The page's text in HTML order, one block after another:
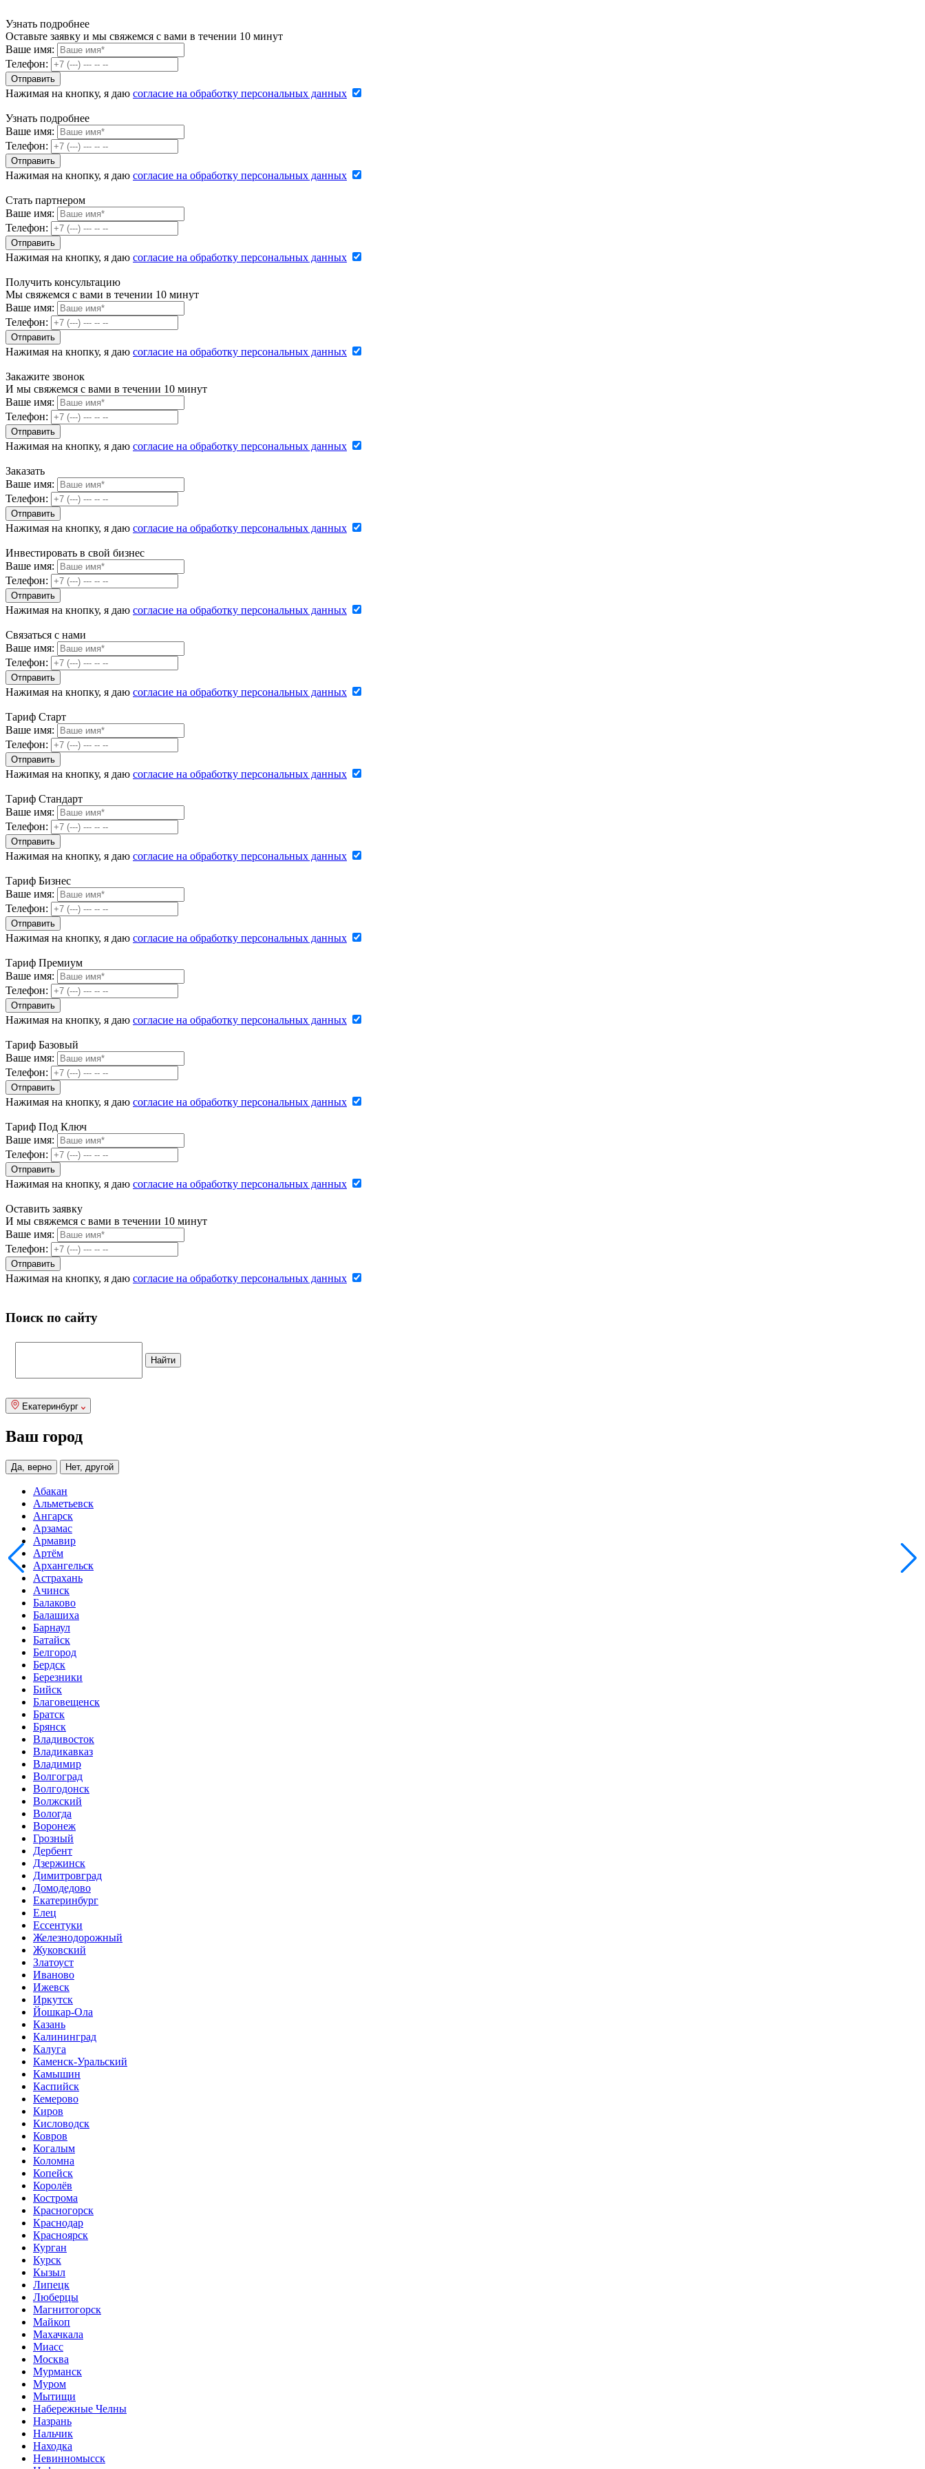
Узнать подробнее
Оставьте заявку и мы свяжемся с вами в течении 10 минут
Ваше имя:
Телефон:
Нажимая на кнопку, я даю согласие на обработку персональных данных
Узнать подробнее
Ваше имя:
Телефон:
Нажимая на кнопку, я даю согласие на обработку персональных данных
Стать партнером
Ваше имя:
Телефон:
Нажимая на кнопку, я даю согласие на обработку персональных данных
Получить консультацию
Мы свяжемся с вами в течении 10 минут
Ваше имя:
Телефон:
Нажимая на кнопку, я даю согласие на обработку персональных данных
Закажите звонок
И мы свяжемся с вами в течении 10 минут
Ваше имя:
Телефон:
Нажимая на кнопку, я даю согласие на обработку персональных данных
Заказать
Ваше имя:
Телефон:
Нажимая на кнопку, я даю согласие на обработку персональных данных
Инвестировать в свой бизнес
Ваше имя:
Телефон:
Нажимая на кнопку, я даю согласие на обработку персональных данных
Связаться с нами
Ваше имя:
Телефон:
Нажимая на кнопку, я даю согласие на обработку персональных данных
Тариф Старт
Ваше имя:
Телефон:
Нажимая на кнопку, я даю согласие на обработку персональных данных
Тариф Стандарт
Ваше имя:
Телефон:
Нажимая на кнопку, я даю согласие на обработку персональных данных
Тариф Бизнес
Ваше имя:
Телефон:
Нажимая на кнопку, я даю согласие на обработку персональных данных
Тариф Премиум
Ваше имя:
Телефон:
Нажимая на кнопку, я даю согласие на обработку персональных данных
Тариф Базовый
Ваше имя:
Телефон:
Нажимая на кнопку, я даю согласие на обработку персональных данных
Тариф Под Ключ
Ваше имя:
Телефон:
Нажимая на кнопку, я даю согласие на обработку персональных данных
Оставить заявку
И мы свяжемся с вами в течении 10 минут
Ваше имя:
Телефон:
Нажимая на кнопку, я даю согласие на обработку персональных данных
Поиск по сайту
Екатеринбург
Ваш город
Да, верно Нет, другой
Абакан
Альметьевск
Ангарск
Арзамас
Армавир
Артём
Архангельск
Астрахань
Ачинск
Балаково
Балашиха
Барнаул
Батайск
Белгород
Бердск
Березники
Бийск
Благовещенск
Братск
Брянск
Владивосток
Владикавказ
Владимир
Волгоград
Волгодонск
Волжский
Вологда
Воронеж
Грозный
Дербент
Дзержинск
Димитровград
Домодедово
Екатеринбург
Елец
Ессентуки
Железнодорожный
Жуковский
Златоуст
Иваново
Ижевск
Иркутск
Йошкар-Ола
Казань
Калининград
Калуга
Каменск-Уральский
Камышин
Каспийск
Кемерово
Киров
Кисловодск
Ковров
Когалым
Коломна
Копейск
Королёв
Кострома
Красногорск
Краснодар
Красноярск
Курган
Курск
Кызыл
Липецк
Люберцы
Магнитогорск
Майкоп
Махачкала
Миасс
Москва
Мурманск
Муром
Мытищи
Набережные Челны
Назрань
Нальчик
Находка
Невинномысск